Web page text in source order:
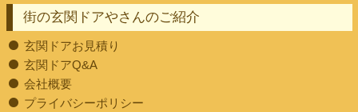
街の玄関ドアやさんのご紹介
玄関ドアお見積り
玄関ドアQ&A
会社概要
プライバシーポリシー